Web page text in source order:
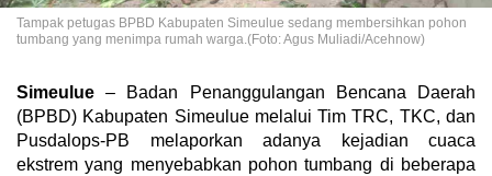
Tampak petugas BPBD Kabupaten Simeulue sedang membersihkan pohon
tumbang yang menimpa rumah warga.(Foto: Agus Muliadi/Acehnow)
Simeulue – Badan Penanggulangan Bencana Daerah
(BPBD) Kabupaten Simeulue melalui Tim TRC, TKC, dan
Pusdalops-PB melaporkan adanya kejadian cuaca
ekstrem yang menyebabkan pohon tumbang di beberapa